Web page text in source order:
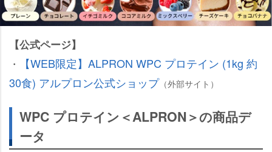
【公式ページ】
・
【WEB限定】ALPRON WPC プロテイン (1kg 約
30食) アルプロン公式ショップ（外部サイト）
WPC プロテイン＜ALPRON＞の商品デ
ータ